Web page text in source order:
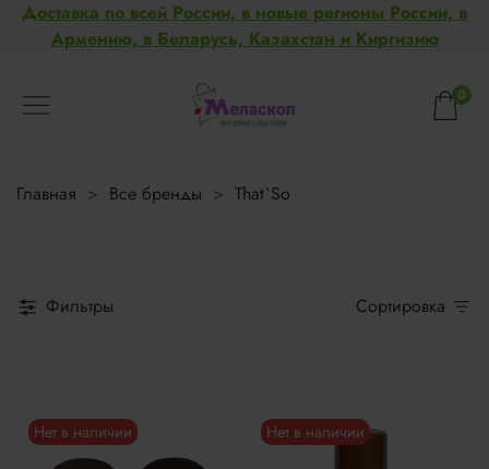
Доставка по всей России, в новые регионы России, в
Армению, в Беларусь, Казахстан и Киргизию
0
Главная Все бренды That`So
Фильтры Сортировка
Нет в наличии Нет в наличии